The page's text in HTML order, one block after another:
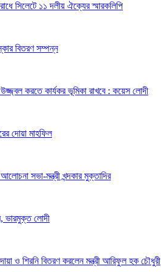
সিলেটে ১১ দলীয় ঐক্যের স্মারকলিপি
বিতরণ সম্পন্ন
উজ্জ্বল করতে কার্যকর ভূমিকা রাখবে : কয়েস লোদী
দোয়া মাহফিল
সভা-মন্ত্রী খন্দকার মুক্তাদির
ভারমুক্ত লোদী
ও শিরনি বিতরণ করলেন মন্ত্রী আরিফুল হক চৌধুরী